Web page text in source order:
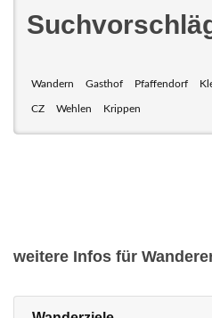
Wandern Gasthof Pfaffendorf
CZ Wehlen Krippen
weitere Infos für